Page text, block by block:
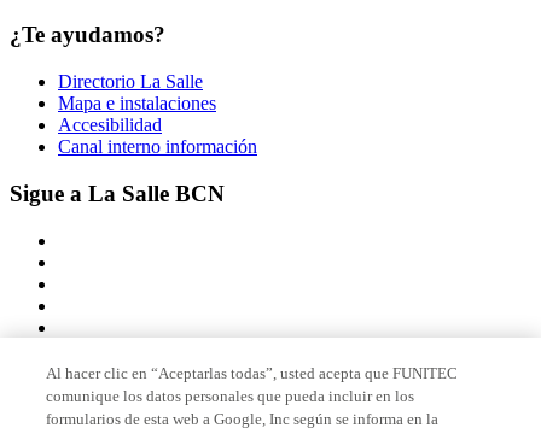
¿Te ayudamos?
Directorio La Salle
Mapa e instalaciones
Accesibilidad
Canal interno información
Sigue a La Salle BCN
Miembro de
Al hacer clic en “Aceptarlas todas”, usted acepta que FUNITEC
comunique los datos personales que pueda incluir en los
formularios de esta web a Google, Inc según se informa en la